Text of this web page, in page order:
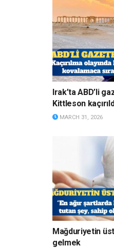
Irak’ta ABD’li
Kittleson
MARCH 31, 2026
Mağduriyetin
gelmek